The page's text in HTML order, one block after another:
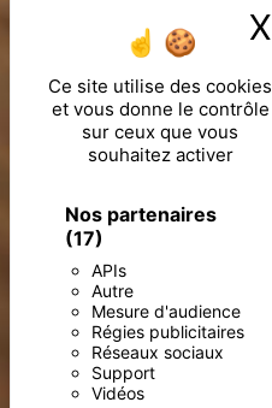
Ce site utilise des cookies
et vous donne le contrôle
sur ceux que vous
souhaitez activer
Nos partenaires
(17)
APIs
Autre
Mesure d'audience
Régies publicitaires
Réseaux sociaux
Support
Vidéos
X